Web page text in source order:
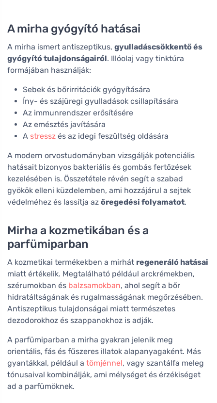
A mirha gyógyító hatásai
A mirha ismert antiszeptikus, gyulladáscsökkentő és
gyógyító tulajdonságairól. Illóolaj vagy tinktúra
formájában használják:
Sebek és bőrirritációk gyógyítására
Íny- és szájüregi gyulladások csillapítására
Az immunrendszer erősítésére
Az emésztés javítására
A stressz és az idegi feszültség oldására
A modern orvostudományban vizsgálják potenciális
hatásait bizonyos bakteriális és gombás fertőzések
kezelésében is. Összetétele révén segít a szabad
gyökök elleni küzdelemben, ami hozzájárul a sejtek
védelméhez és lassítja az öregedési folyamatot.
Mirha a kozmetikában és a
parfümiparban
A kozmetikai termékekben a mirhát regeneráló hatásai
miatt értékelik. Megtalálható például arckrémekben,
szérumokban és balzsamokban, ahol segít a bőr
hidratáltságának és rugalmasságának megőrzésében.
Antiszeptikus tulajdonságai miatt természetes
dezodorokhoz és szappanokhoz is adják.
A parfümiparban a mirha gyakran jelenik meg
orientális, fás és fűszeres illatok alapanyagaként. Más
gyantákkal, például a tömjénnel, vagy szantálfa meleg
tónusaival kombinálják, ami mélységet és érzékiséget
ad a parfümöknek.